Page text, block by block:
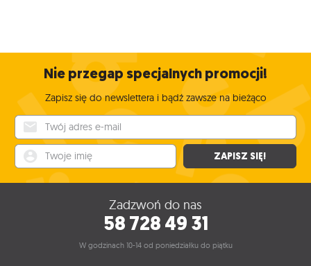
Nie przegap specjalnych promocji!
Zapisz się do newslettera i bądź zawsze na bieżąco
ZAPISZ SIĘ!
Zadzwoń do nas
58 728 49 31
W godzinach 10-14 od poniedziałku do piątku